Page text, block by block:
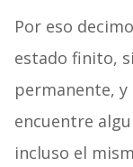
Por eso
estado finito,
permanente,
encuentre
incluso el